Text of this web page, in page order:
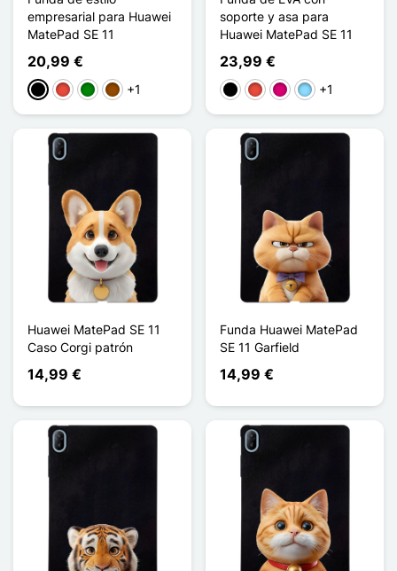
empresarial para Huawei
MatePad SE 11
20,99 €
NegroRojoVerdeMarrón
+1
soporte y asa para
Huawei MatePad SE 11
23,99 €
NegroRojoMagentaAzul claro
+1
Huawei MatePad SE 11
Caso Corgi patrón
14,99 €
Funda Huawei MatePad
SE 11 Garfield
14,99 €